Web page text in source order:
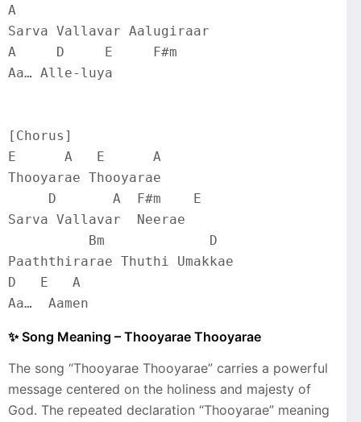
A
Sarva Vallavar Aalugiraar
A     D     E     F#m
Aa… Alle-luya
[Chorus]
E      A   E      A
Thooyarae Thooyarae
     D       A  F#m    E
Sarva Vallavar  Neerae
          Bm             D
Paaththirarae Thuthi Umakkae
D   E   A
Aa…  Aamen
✨ Song Meaning – Thooyarae Thooyarae
The song “Thooyarae Thooyarae” carries a powerful
message centered on the holiness and majesty of
God. The repeated declaration “Thooyarae” meaning